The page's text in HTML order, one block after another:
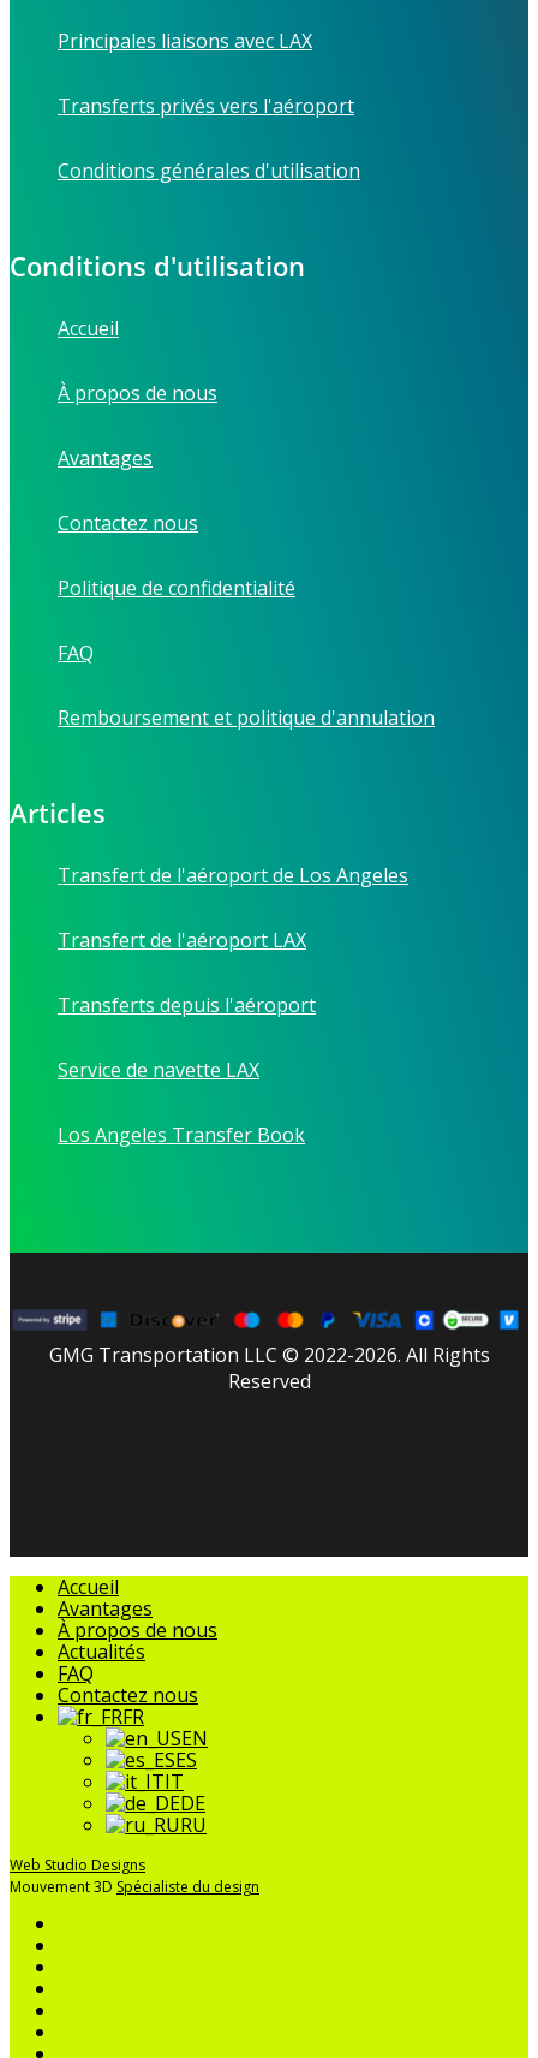
Principales liaisons avec LAX
Transferts privés vers l'aéroport
Conditions générales d'utilisation
Conditions d'utilisation
Accueil
À propos de nous
Avantages
Contactez nous
Politique de confidentialité
FAQ
Remboursement et politique d'annulation
Articles
Transfert de l'aéroport de Los Angeles
Transfert de l'aéroport LAX
Transferts depuis l'aéroport
Service de navette LAX
Los Angeles Transfer Book
GMG Transportation LLC © 2022-2026. All Rights
Reserved
Fermer
menu
Accueil
Avantages
À propos de nous
Actualités
FAQ
Contactez nous
FR
EN
ES
IT
DE
RU
Web Studio Designs
Mouvement 3D Spécialiste du design